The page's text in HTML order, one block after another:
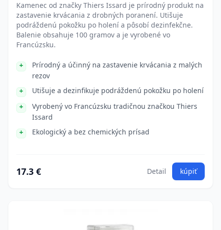
Kamenec od značky Thiers Issard je prírodný produkt na
zastavenie krvácania z drobných poranení. Utišuje
podráždenú pokožku po holení a pôsobí dezinfekčne.
Balenie obsahuje 100 gramov a je vyrobené vo
Francúzsku.
Prírodný a účinný na zastavenie krvácania z malých
rezov
Utišuje a dezinfikuje podráždenú pokožku po holení
Vyrobený vo Francúzsku tradičnou značkou Thiers
Issard
Ekologický a bez chemických prísad
17.3 € Detail kúpiť